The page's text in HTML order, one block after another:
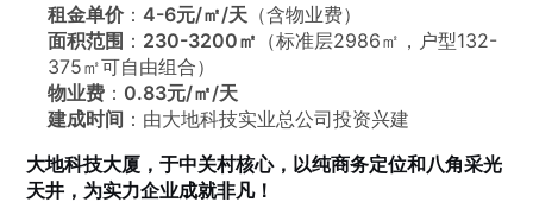
租金单价：4-6元/㎡/天 （含物业费）
面积范围 ： 230-3200㎡ （标准层2986㎡，户型132-
375㎡可自由组合）
物业费 ： 0.83元/㎡/天
建成时间 ：由大地科技实业总公司投资兴建
大地科技大厦，于中关村核心，以纯商务定位和八角采光
天井，为实力企业成就非凡！